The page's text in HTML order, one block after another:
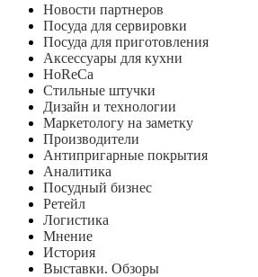
Новости партнеров
Посуда для сервировки
Посуда для приготовления
Аксессуары для кухни
HoReCa
Стильные штучки
Дизайн и технологии
Маркетологу на заметку
Производители
Антипригарные покрытия
Аналитика
Посудный бизнес
Ретейл
Логистика
Мнение
История
Выставки. Обзоры